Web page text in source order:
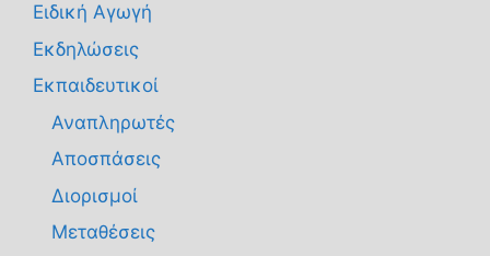
Ειδική Αγωγή
Εκδηλώσεις
Εκπαιδευτικοί
Αναπληρωτές
Αποσπάσεις
Διορισμοί
Μεταθέσεις